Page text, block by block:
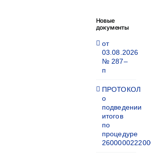
Новые
документы
от
03.08.2026
№ 287–
п
ПРОТОКОЛ
о
подведении
итогов
по
процедуре